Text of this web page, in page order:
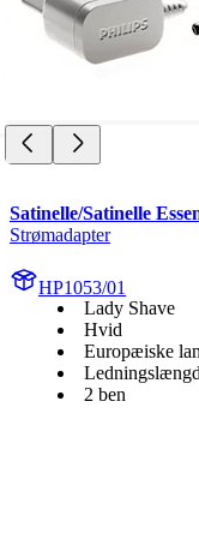
Satinelle/Satinelle
Strømadapter
HP1053/01
Lady Shave
Hvid
Europæiske
2 ben